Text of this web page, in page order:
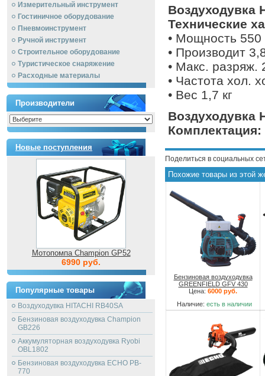
Измерительный инструмент
Гостиничное оборудование
Пневмоинструмент
Ручной инcтрумент
Строительное оборудование
Туристическое снаряжение
Расходные материалы
Производители
Новые поступления
Мотопомпа Champion GP52
6990 руб.
Популярные товары
Воздуходувка HITACHI RB40SA
Бензиновая воздуходувка Champion
GB226
Аккумуляторная воздуходувка Ryobi
OBL1802
Бензиновая воздуходувка ECHO PB-
770
Воздуходувка
Технические
• Мощность 550
• Производит
• Макс. разряж.
• Частота хол.
• Вес 1,7 кг
Воздуходувка
Комплектация:
Поделиться в социальных
Похожие товары из этой
Бензиновая воздуходувка
GREENFIELD GFV 430
Цена: 6000 руб.
Наличие: есть в наличии